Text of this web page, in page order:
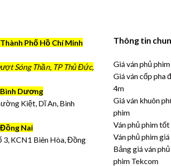
Phố Hồ Chí Minh
Sóng Thần, TP Thủ Đức,
Dương
Kiệt, Dĩ An, Bình
Nai
3, KCN1 Biên Hòa, Đồng
Thông tin
Giá ván phủ phim
Giá ván cốp pha
4m
Giá ván khuôn
phim
Ván phủ phim
Ván phủ phim
Bảng giá ván phủ
phim Tekcom